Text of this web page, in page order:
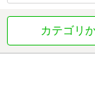
カテゴリ